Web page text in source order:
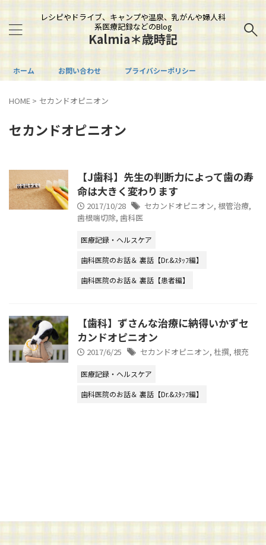
レシピやドライブ、キャンプや温泉、乳がんや婦人科
系医療記録などのBlog
Kalmia＊歳時記
ホーム お問い合わせ プライバシーポリシー
HOME > セカンドオピニオン
セカンドオピニオン
【J歯科】先生の判断力によって歯の寿
命は大きく変わります
2017/10/28 セカンドオピニオン, 根管治療,
歯根端切除, 歯科医
医療記録・ヘルスケア
歯科医院のお話＆ 裏話【Dr.&ｽﾀｯﾌ編】
歯科医院のお話＆ 裏話【患者編】
【歯科】ずさんな治療に納得いかずセ
カンドオピニオン
2017/6/25 セカンドオピニオン, 杜撰, 根充
医療記録・ヘルスケア
歯科医院のお話＆ 裏話【Dr.&ｽﾀｯﾌ編】